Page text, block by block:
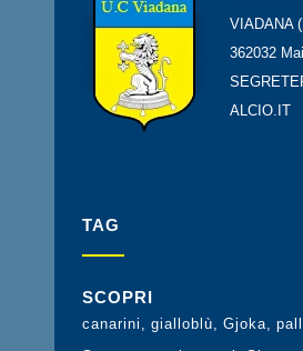
VIADANA
362032
ALCIO.IT
TAG
SCOPRI
canarini gialloblù Gjoka